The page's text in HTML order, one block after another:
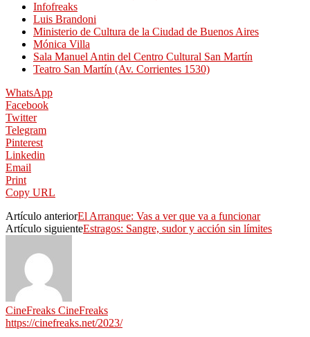
Infofreaks
Luis Brandoni
Ministerio de Cultura de la Ciudad de Buenos Aires
Mónica Villa
Sala Manuel Antin del Centro Cultural San Martín
Teatro San Martín (Av. Corrientes 1530)
WhatsApp
Facebook
Twitter
Telegram
Pinterest
Linkedin
Email
Print
Copy URL
Artículo anteriorEl Arranque: Vas a ver que va a funcionar
Artículo siguienteEstragos: Sangre, sudor y acción sin límites
CineFreaks CineFreaks
https://cinefreaks.net/2023/